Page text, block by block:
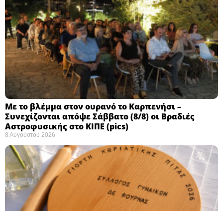
Με το βλέμμα στον ουρανό το Καρπενήσι –
Συνεχίζονται απόψε Σάββατο (8/8) οι Βραδιές
Αστροφυσικής στο ΚΙΠΕ (pics)
8 Αυγούστου 2026